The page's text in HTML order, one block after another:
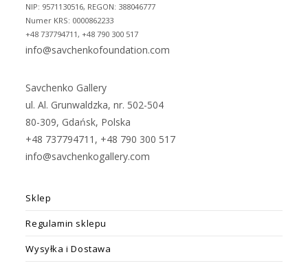
NIP: 9571130516, REGON: 388046777
Numer KRS: 0000862233
+48 737794711, +48 790 300 517
info@savchenkofoundation.com
Savchenko Gallery
ul. Al. Grunwaldzka, nr. 502-504
80-309, Gdańsk, Polska
+48 737794711, +48 790 300 517
info@savchenkogallery.com
Sklep
Regulamin sklepu
Wysyłka i Dostawa